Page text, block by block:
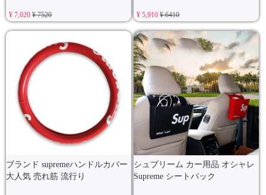
¥ 7,020¥ 7520 ¥ 5,910¥ 6410
ブランド supremeハンドルカバー
大人気 売れ筋 流行り
シュプリーム カー用品 オシャレ
Supreme シートバック